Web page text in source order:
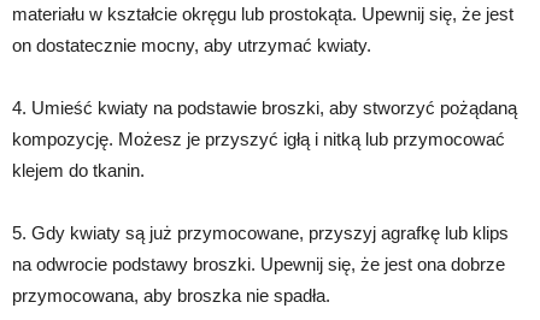
materiału w kształcie okręgu lub prostokąta. Upewnij się, że jest
on dostatecznie mocny, aby utrzymać kwiaty.
4. Umieść kwiaty na podstawie broszki, aby stworzyć pożądaną
kompozycję. Możesz je przyszyć igłą i nitką lub przymocować
klejem do tkanin.
5. Gdy kwiaty są już przymocowane, przyszyj agrafkę lub klips
na odwrocie podstawy broszki. Upewnij się, że jest ona dobrze
przymocowana, aby broszka nie spadła.